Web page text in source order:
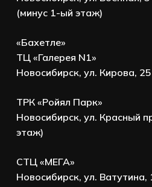
(минус 1-ый этаж)
«Бахетле»
ТЦ «Галерея N1»
Новосибирск, ул. Кирова,
ТРК «Ройял Парк»
Новосибирск, ул. Красный
этаж)
СТЦ «МЕГА»
Новосибирск, ул.